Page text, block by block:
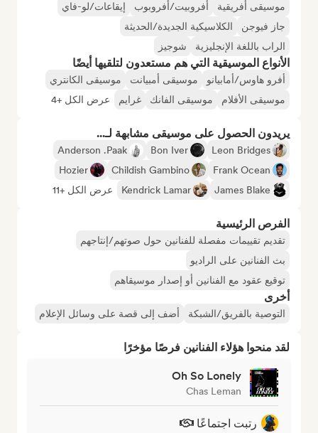
موسيقى أفريقية أفروبيت/أفروبوب
إيقاعات/لو-فاي
جاز فيوجن
الكلاسيكية الجديدة/الحديثة
الراب باللغة الإنجليزية
شوجيز
الأنواع الموسيقية التي هم مستعدون لتلقيها أيضًا
أفرو هاوس/أمابيانو موسيقى أمبيانت
موسيقى الكانتري
موسيقى الأفلام
موسيقى الفانك غرايم عرض الكل +4
يريدون الحصول على موسيقى مشابهة لـ...
Leon Bridges
Bon Iver
Anderson .Paak
Frank Ocean
Childish Gambino
Hozier
James Blake
Kendrick Lamar عرض الكل +11
الفرص الرئيسية
تقديم تقييمات مفصلة للفنانين حول صوتهم/إنتاجهم
بث الفنانين على الراديو
توقيع عقود مع الفنانين أو إصدار موسيقاهم
أخرى
التوصية بالفريق/الشبكة أضف إلى قصة على وسائل الإعلام
لقد منحوا هؤلاء الفنانين فرصًا مؤخرًا
Oh So Lonely
Chas Leman
رتبت اجتماعًا